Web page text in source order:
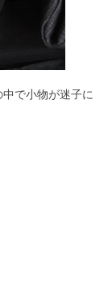
で小物が迷子に